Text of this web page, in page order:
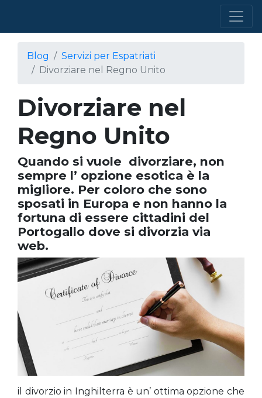
Blog
Servizi per Espatriati
Divorziare nel Regno Unito
Divorziare nel
Regno Unito
Quando si vuole divorziare, non
sempre l’ opzione esotica è la
migliore. Per coloro che sono
sposati in Europa e non hanno la
fortuna di essere cittadini del
Portogallo dove si divorzia via
web.
il divorzio in Inghilterra è un’ ottima opzione che